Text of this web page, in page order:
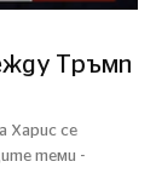
Тръмп
Харис се
теми -